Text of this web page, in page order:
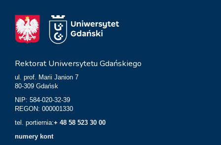
Rektorat Uniwersytetu Gdańskiego
ul. prof. Marii Janion 7
80-309 Gdańsk
NIP: 584-020-32-39
REGON: 000001330
tel. portiernia:+ 48 58 523 30 00
numery kont